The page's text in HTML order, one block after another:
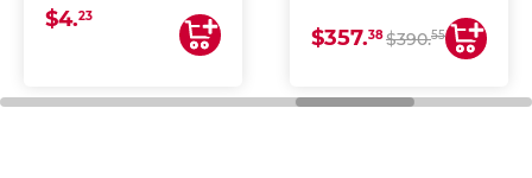
uniforme, ideal para
impresoras de inyección
de tinta y láser,
general de oficina.
$4.23
COPIA Y ESCANEA)
$357.38$390.55